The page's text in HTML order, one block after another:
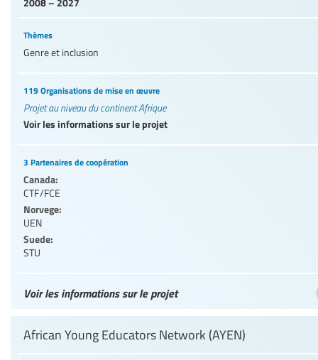
Thèmes
Genre et inclusion
119 Organisations de mise en œuvre
Projet au niveau du continent Afrique
Voir les informations sur le projet
3 Partenaires de coopération
Canada:
CTF/FCE
Norvege:
UEN
Suede:
STU
Voir les informations sur le projet
African Young Educators Network (AYEN)